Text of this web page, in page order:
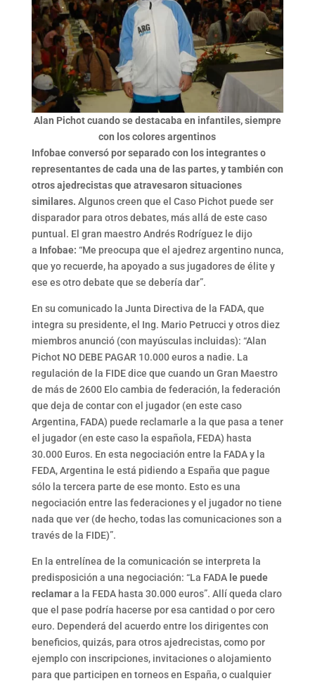
Alan Pichot cuando se destacaba en infantiles, siempre
con los colores argentinos
Infobae conversó por separado con los integrantes o
representantes de cada una de las partes, y también con
otros ajedrecistas que atravesaron situaciones
similares. Algunos creen que el Caso Pichot puede ser
disparador para otros debates, más allá de este caso
puntual. El gran maestro Andrés Rodríguez le dijo
a Infobae: “Me preocupa que el ajedrez argentino nunca,
que yo recuerde, ha apoyado a sus jugadores de élite y
ese es otro debate que se debería dar”.
En su comunicado la Junta Directiva de la FADA, que
integra su presidente, el Ing. Mario Petrucci y otros diez
miembros anunció (con mayúsculas incluidas): “Alan
Pichot NO DEBE PAGAR 10.000 euros a nadie. La
regulación de la FIDE dice que cuando un Gran Maestro
de más de 2600 Elo cambia de federación, la federación
que deja de contar con el jugador (en este caso
Argentina, FADA) puede reclamarle a la que pasa a tener
el jugador (en este caso la española, FEDA) hasta
30.000 Euros. En esta negociación entre la FADA y la
FEDA, Argentina le está pidiendo a España que pague
sólo la tercera parte de ese monto. Esto es una
negociación entre las federaciones y el jugador no tiene
nada que ver (de hecho, todas las comunicaciones son a
través de la FIDE)”.
En la entrelínea de la comunicación se interpreta la
predisposición a una negociación: “La FADA le puede
reclamara la FEDA hasta 30.000 euros”. Allí queda claro
que el pase podría hacerse por esa cantidad o por cero
euro. Dependerá del acuerdo entre los dirigentes con
beneficios, quizás, para otros ajedrecistas, como por
ejemplo con inscripciones, invitaciones o alojamiento
para que participen en torneos en España, o cualquier